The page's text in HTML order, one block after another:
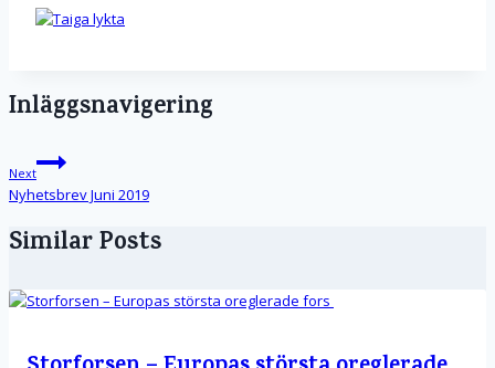
Inläggsnavigering
Next
Nyhetsbrev Juni 2019
Similar Posts